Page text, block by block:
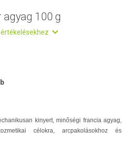
100 g
kinyert, minőségi francia agyag,
célokra, arcpakolásokhoz és